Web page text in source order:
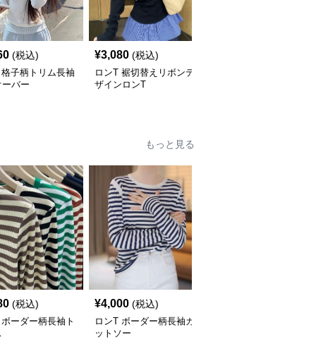
(税込)
子柄トリム長袖
バー
¥3,080 (税込)
ロンT 裾切替えリボンデ
ザインロンT
もっと見る
(税込)
ーダー柄長袖ト
¥4,000 (税込)
ロンT ボーダー柄長袖カ
ットソー